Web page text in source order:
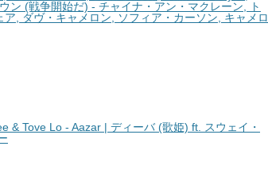
ン (戦争開始だ) - チャイナ・アン・マクレーン, ト
, ダヴ・キャメロン, ソフィア・カーソン, キャメロ
& Tove Lo - Aazar | ディーバ (歌姫) ft. スウェイ・